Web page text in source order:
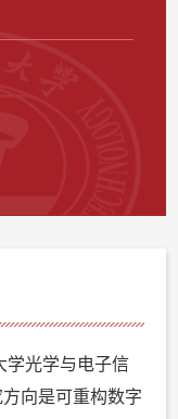
学光学与电子信
向是可重构数字